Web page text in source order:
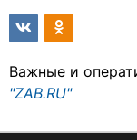
Важные и
"ZAB.RU"